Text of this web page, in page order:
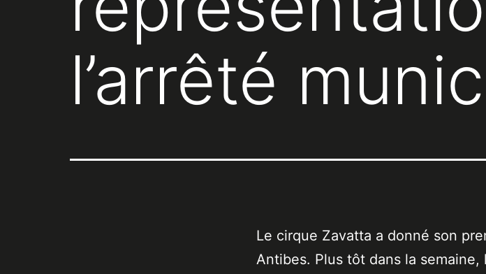
l’arrêté
Le cirque Zavatta a donné son
Antibes. Plus tôt dans la